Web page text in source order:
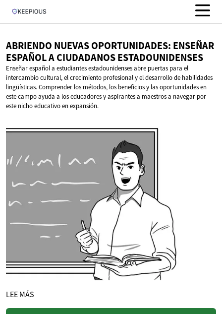
ABRIENDO NUEVAS OPORTUNIDADES: ENSEÑAR
ESPAÑOL ACIUDADANOS ESTADOUNIDENSES
Enseñar español a estudiantes estadounidenses abre puertas para el
intercambio cultural, el crecimiento profesional y el desarrollo de habilidades
lingüísticas. Comprender los métodos, los beneficios y las oportunidades en
este campo ayuda a los educadores y aspirantes a maestros a navegar por
este nicho educativo en expansión.
LEE MÁS